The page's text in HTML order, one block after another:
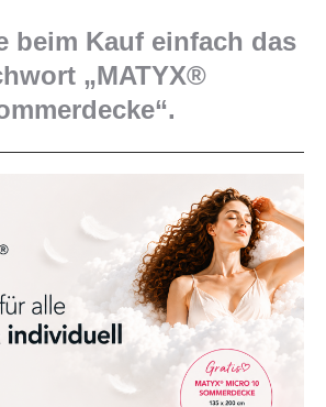
beim Kauf einfach das
„MATYX®